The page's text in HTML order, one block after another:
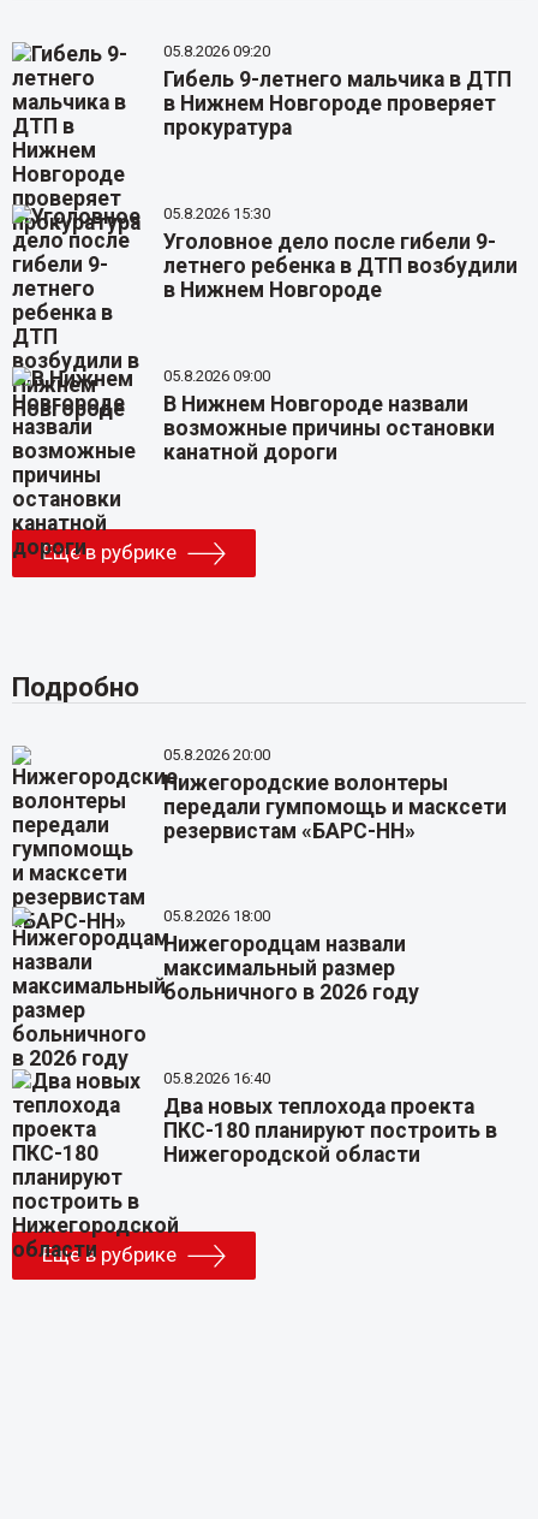
05.8.2026 09:20
Гибель 9-летнего мальчика в ДТП
в Нижнем Новгороде проверяет
прокуратура
05.8.2026 15:30
Уголовное дело после гибели 9-
летнего ребенка в ДТП возбудили
в Нижнем Новгороде
05.8.2026 09:00
В Нижнем Новгороде назвали
возможные причины остановки
канатной дороги
Еще в рубрике
Подробно
05.8.2026 20:00
Нижегородские волонтеры
передали гумпомощь и масксети
резервистам «БАРС-НН»
05.8.2026 18:00
Нижегородцам назвали
максимальный размер
больничного в 2026 году
05.8.2026 16:40
Два новых теплохода проекта
ПКС-180 планируют построить в
Нижегородской области
Еще в рубрике